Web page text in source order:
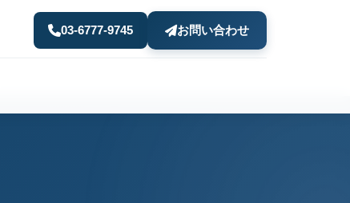
03-6777-9745 お問い合わせ